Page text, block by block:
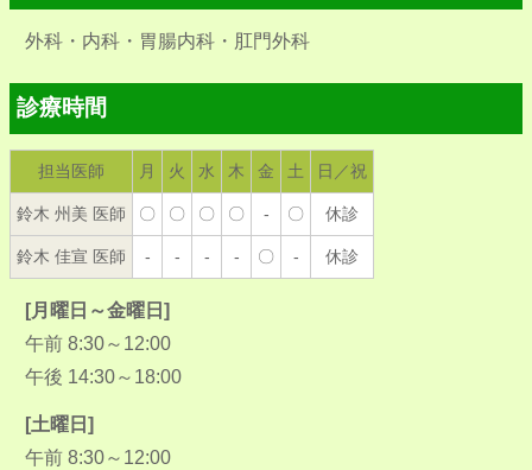
外科・内科・胃腸内科・肛門外科
診療時間
担当医師 月 火 水 木 金 土 日／祝
鈴木 州美 医師 〇 〇 〇 〇 - 〇 休診
鈴木 佳宣 医師 - - - - 〇 - 休診
[月曜日～金曜日]
午前 8:30～12:00
午後 14:30～18:00
[土曜日]
午前 8:30～12:00